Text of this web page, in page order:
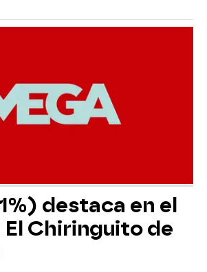
destaca en el
El Chiringuito de